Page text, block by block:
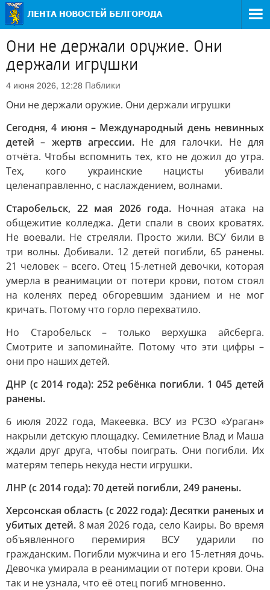
Они не держали оружие. Они
держали игрушки
4 июня 2026, 12:28 Паблики
Они не держали оружие. Они держали игрушки
Сегодня, 4 июня – Международный день невинных
детей – жертв агрессии. Не для галочки. Не для
отчёта. Чтобы вспомнить тех, кто не дожил до утра.
Тех, кого украинские нацисты убивали
целенаправленно, с наслаждением, волнами.
Старобельск, 22 мая 2026 года. Ночная атака на
общежитие колледжа. Дети спали в своих кроватях.
Не воевали. Не стреляли. Просто жили. ВСУ били в
три волны. Добивали. 12 детей погибли, 65 ранены.
21 человек – всего. Отец 15-летней девочки, которая
умерла в реанимации от потери крови, потом стоял
на коленях перед обгоревшим зданием и не мог
кричать. Потому что горло перехватило.
Но Старобельск – только верхушка айсберга.
Смотрите и запоминайте. Потому что эти цифры –
они про наших детей.
ДНР (с 2014 года): 252 ребёнка погибли. 1 045 детей
ранены.
6 июля 2022 года, Макеевка. ВСУ из РСЗО «Ураган»
накрыли детскую площадку. Семилетние Влад и Маша
ждали друг друга, чтобы поиграть. Они погибли. Их
матерям теперь некуда нести игрушки.
ЛНР (с 2014 года): 70 детей погибли, 249 ранены.
Херсонская область (с 2022 года): Десятки раненых и
убитых детей. 8 мая 2026 года, село Каиры. Во время
объявленного перемирия ВСУ ударили по
гражданским. Погибли мужчина и его 15-летняя дочь.
Девочка умирала в реанимации от потери крови. Она
так и не узнала, что её отец погиб мгновенно.